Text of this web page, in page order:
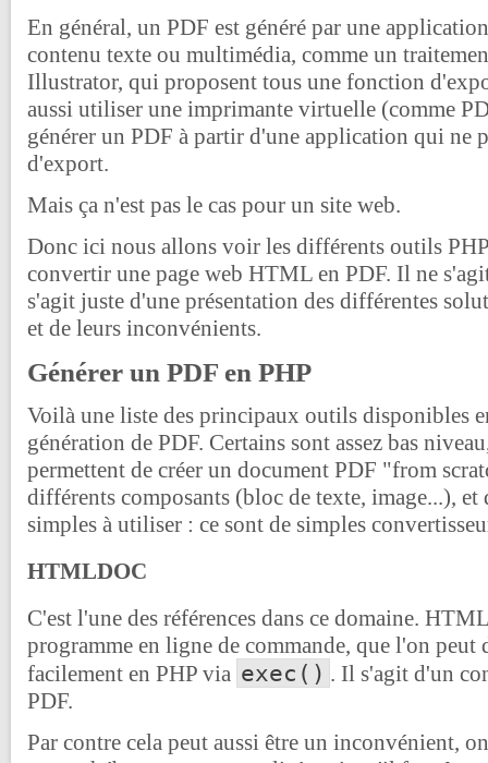
En général, un PDF est généré par une
contenu texte ou multimédia, comme un
Illustrator, qui proposent tous une fonction
aussi utiliser une imprimante virtuelle (comme
générer un PDF à partir d'une application qui ne
d'export.
Mais ça n'est pas le cas pour un site web.
Donc ici nous allons voir les différents outils
convertir une page web HTML en PDF. Il ne
s'agit juste d'une présentation des différentes
et de leurs inconvénients.
Générer un PDF en PHP
Voilà une liste des principaux outils disponibles
génération de PDF. Certains sont assez bas
permettent de créer un document PDF "from
différents composants (bloc de texte, image...), et
simples à utiliser : ce sont de simples
HTMLDOC
C'est l'une des références dans ce domaine.
programme en ligne de commande, que l'on peut
facilement en PHP via exec() . Il s'agit d'un
PDF.
Par contre cela peut aussi être un inconvénient,